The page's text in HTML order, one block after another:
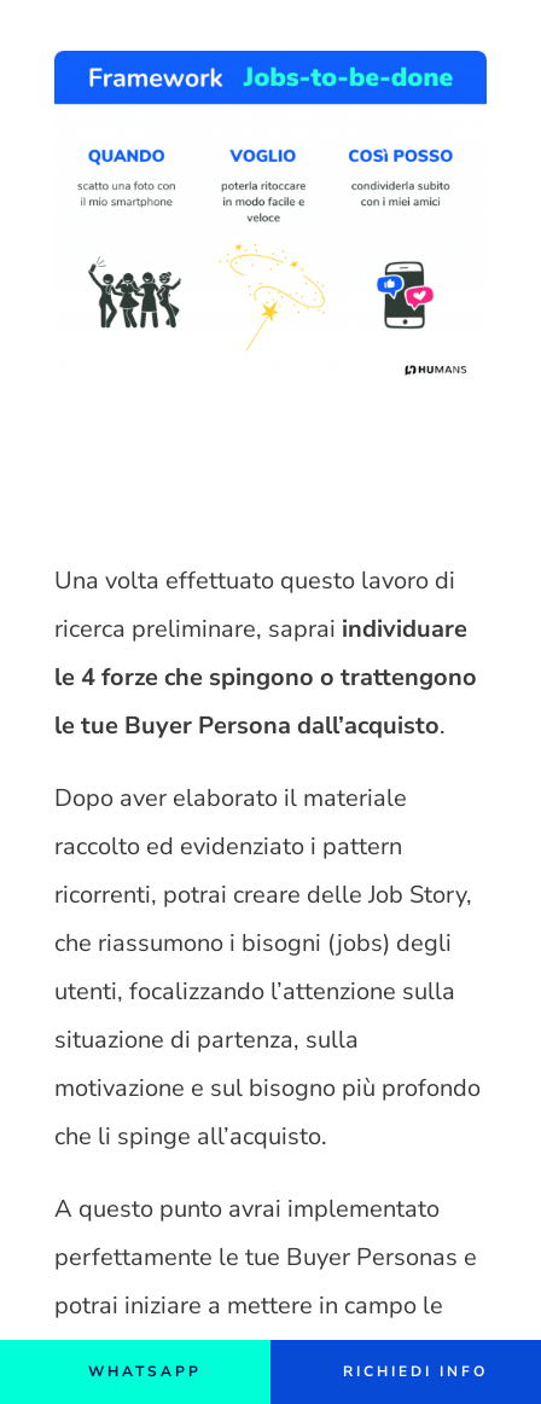
Una volta effettuato questo lavoro di
ricerca preliminare, saprai individuare
le 4 forze che spingono o trattengono
le tue Buyer Persona dall’acquisto.
Dopo aver elaborato il materiale
raccolto ed evidenziato i pattern
ricorrenti, potrai creare delle Job Story,
che riassumono i bisogni (jobs) degli
utenti, focalizzando l’attenzione sulla
situazione di partenza, sulla
motivazione e sul bisogno più profondo
che li spinge all’acquisto.
A questo punto avrai implementato
perfettamente le tue Buyer Personas e
potrai iniziare a mettere in campo le
WHATSAPP RICHIEDI INFO